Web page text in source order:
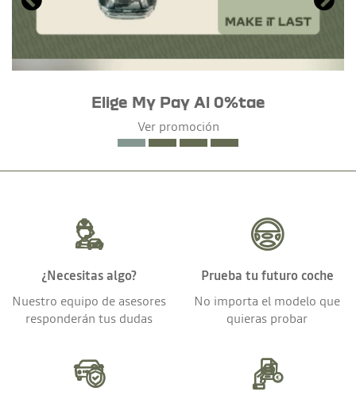
Elige My Pay Al 0%tae
Ver promoción
¿Necesitas algo?
Nuestro equipo de asesores
responderán tus dudas
Prueba tu futuro coche
No importa el modelo que
quieras probar